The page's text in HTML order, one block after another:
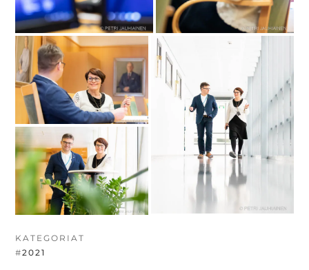
KATEGORIAT
#2021